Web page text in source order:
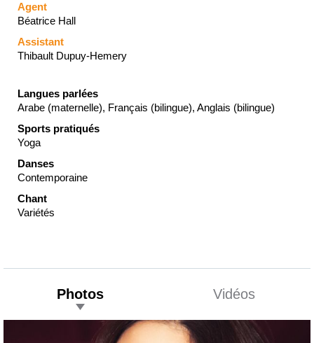
Agent
Béatrice Hall
Assistant
Thibault Dupuy-Hemery
Langues parlées
Arabe (maternelle), Français (bilingue), Anglais (bilingue)
Sports pratiqués
Yoga
Danses
Contemporaine
Chant
Variétés
Photos Vidéos